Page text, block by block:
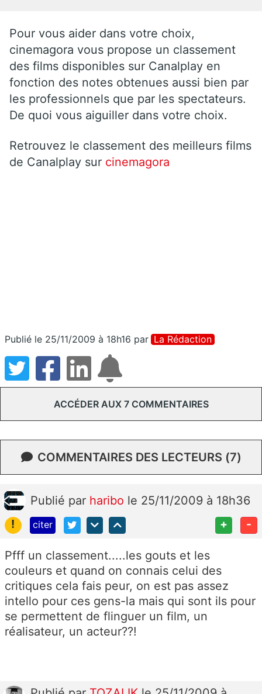
Pour vous aider dans votre choix,
cinemagora vous propose un classement
des films disponibles sur Canalplay en
fonction des notes obtenues aussi bien par
les professionnels que par les spectateurs.
De quoi vous aiguiller dans votre choix.
Retrouvez le classement des meilleurs films
de Canalplay sur cinemagora
Publié le 25/11/2009 à 18h16 par La Rédaction
ACCÉDER AUX 7 COMMENTAIRES
COMMENTAIRES DES LECTEURS (7)
Publié par haribo le 25/11/2009 à 18h36
!
citer + -
Pfff un classement.....les gouts et les
couleurs et quand on connais celui des
critiques cela fais peur, on est pas assez
intello pour ces gens-la mais qui sont ils pour
se permettent de flinguer un film, un
réalisateur, un acteur??!